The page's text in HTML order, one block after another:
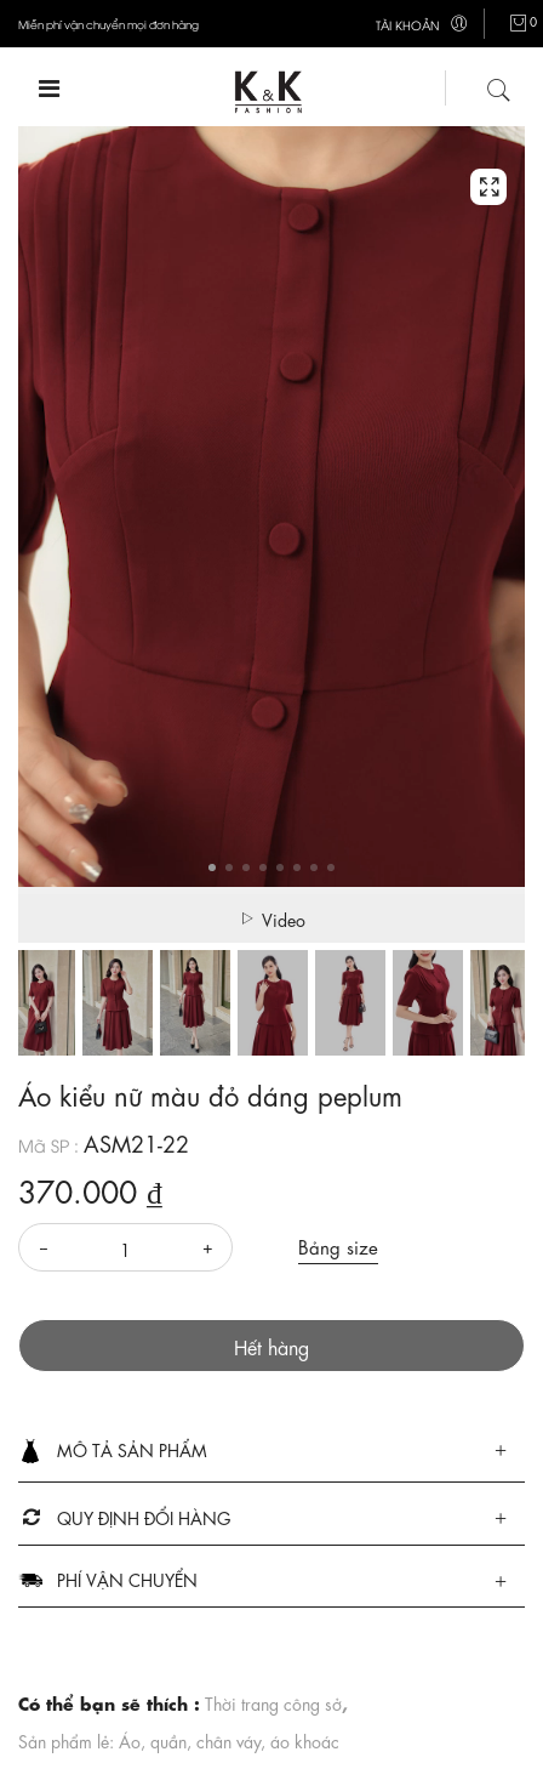
Miễn phí vận chuyển mọi đơn hàng TÀI KHOẢN 0
Video
Áo kiểu nữ màu đỏ dáng peplum
Mã SP : ASM21-22
370.000 ₫
Bảng size
Hết hàng
MÔ TẢ SẢN PHẨM
QUY ĐỊNH ĐỔI HÀNG
PHÍ VẬN CHUYỂN
Có thể bạn sẽ thích : Thời trang công sở,
Sản phẩm lẻ: Áo, quần, chân váy, áo khoác